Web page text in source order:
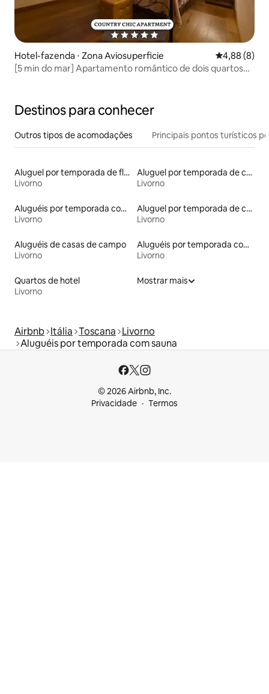
Hotel-fazenda ⋅ Zona Aviosuperficie 4,88 de uma
4,88 (8)
[5 min do mar] Apartamento romântico de dois quartos
Destinos para conhecer
Outros tipos de acomodações Principais pontos turísticos
Aluguel por temporada de flats
Livorno
Aluguel por temporada de casas de hóspedes
Livorno
Aluguéis por temporada com café da manhã
Livorno
Aluguel por temporada de casas de veraneio
Livorno
Aluguéis de casas de campo
Livorno
Aluguéis por temporada com acesso à praia
Livorno
Quartos de hotel
Livorno
Mostrar mais
Airbnb Itália Toscana Livorno
Aluguéis por temporada com sauna
© 2026 Airbnb, Inc.
Privacidade
Termos